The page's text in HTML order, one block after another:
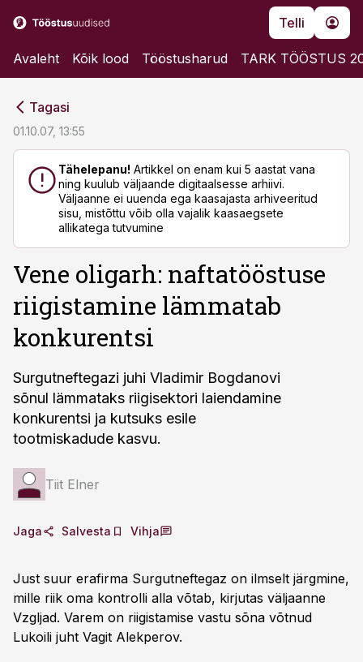
Telli
Avaleht Kõik lood Tööstusharud TARK TÖÖSTUS
Tagasi
01.10.07, 13:55
Tähelepanu! Artikkel on enam kui 5 aastat vana
ning kuulub väljaande digitaalsesse arhiivi.
Väljaanne ei uuenda ega kaasajasta arhiveeritud
sisu, mistõttu võib olla vajalik kaasaegsete
allikatega tutvumine
Vene oligarh: naftatööstuse
riigistamine lämmatab
konkurentsi
Surgutneftegazi juhi Vladimir Bogdanovi
sõnul lämmataks riigisektori laiendamine
konkurentsi ja kutsuks esile
tootmiskadude kasvu.
Tiit Elner
Jaga Salvesta Vihja
Just suur erafirma Surgutneftegaz on ilmselt järgmine,
mille riik oma kontrolli alla võtab, kirjutas väljaanne
Vzgljad. Varem on riigistamise vastu sõna võtnud
Lukoili juht Vagit Alekperov.